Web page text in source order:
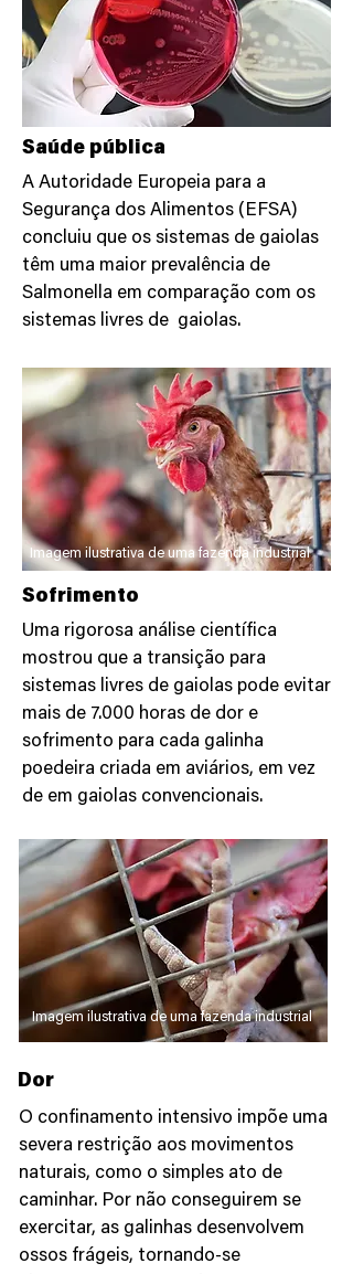
Saúde pública
A Autoridade Europeia para a
Segurança dos Alimentos (EFSA)
concluiu que os sistemas de gaiolas
têm uma maior prevalência de
Salmonella em comparação com os
sistemas livres de gaiolas.
Imagem ilustrativa de uma fazenda industrial
Sofrimento
Uma rigorosa análise científica
mostrou que a transição para
sistemas livres de gaiolas pode evitar
mais de 7.000 horas de dor e
sofrimento para cada galinha
poedeira criada em aviários, em vez
de em gaiolas convencionais.
Imagem ilustrativa de uma fazenda industrial
Dor
O confinamento intensivo impõe uma
severa restrição aos movimentos
naturais, como o simples ato de
caminhar. Por não conseguirem se
exercitar, as galinhas desenvolvem
ossos frágeis, tornando-se